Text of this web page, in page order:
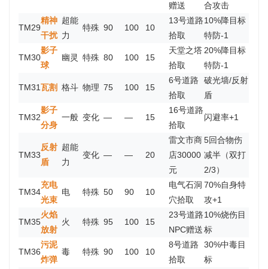
赠送
合攻击
TM29
精神
干扰
超能
力
特殊 90 100 10
13号道路
拾取
10%降目标
特防-1
TM30
影子
球
幽灵 特殊 80 100 15
天堂之塔
拾取
20%降目标
特防-1
TM31瓦割 格斗 物理 75 100 15
6号道路
拾取
破光墙/反射
盾
TM32
影子
分身
一般 变化 — — 15
16号道路
拾取
闪避率+1
TM33
反射
盾
超能
力
变化 — — 20
雷文市商
店30000
元
5回合物伤
减半（双打
2/3）
TM34
充电
光束
电 特殊 50 90 10
电气石洞
穴拾取
70%自身特
攻+1
TM35
火焰
放射
火 特殊 95 100 15
23号道路
NPC赠送
10%烧伤目
标
TM36
污泥
炸弹
毒 特殊 90 100 10
8号道路
拾取
30%中毒目
标